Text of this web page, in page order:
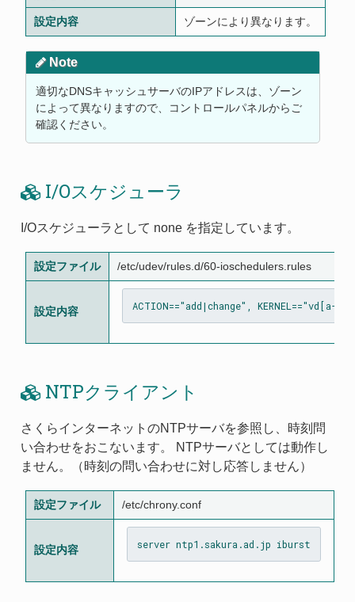
設定内容 ゾーンにより異なります。
Note
適切なDNSキャッシュサーバのIPアドレスは、ゾーン
によって異なりますので、コントロールパネルからご
確認ください。
I/Oスケジューラ
I/Oスケジューラとして none を指定しています。
設定ファイル /etc/udev/rules.d/60-ioschedulers.rules
設定内容
NTPクライアント
さくらインターネットのNTPサーバを参照し、時刻問
い合わせをおこないます。 NTPサーバとしては動作し
ません。（時刻の問い合わせに対し応答しません）
設定ファイル /etc/chrony.conf
設定内容